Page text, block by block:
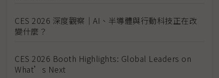
CES 2026 深度觀察｜AI、半導體與行動科技正在改
變什麼？
CES 2026 Booth Highlights: Global Leaders on
What’s Next